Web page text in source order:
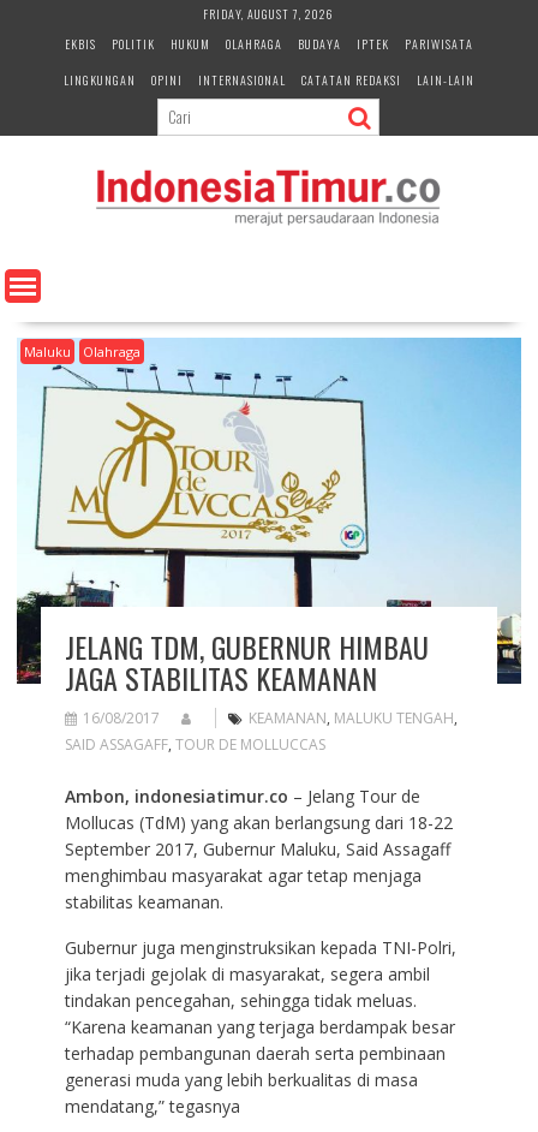
e
n
FRIDAY, AUGUST 7, 2026
EKBIS
POLITIK HUKUM OLAHRAGA BUDAYA IPTEK
PARIWISATA
LINGKUNGAN
OPINI INTERNASIONAL CATATAN REDAKSI LAIN-LAIN
Maluku Olahraga
JELANG TDM, GUBERNUR HIMBAU
JAGA STABILITAS KEAMANAN
16/08/2017 KEAMANAN, MALUKU TENGAH,
SAID ASSAGAFF, TOUR DE MOLLUCCAS
Ambon, indonesiatimur.co – Jelang Tour de
Mollucas (TdM) yang akan berlangsung dari 18-22
September 2017, Gubernur Maluku, Said Assagaff
menghimbau masyarakat agar tetap menjaga
stabilitas keamanan.
Gubernur juga menginstruksikan kepada TNI-Polri,
jika terjadi gejolak di masyarakat, segera ambil
tindakan pencegahan, sehingga tidak meluas.
“Karena keamanan yang terjaga berdampak besar
terhadap pembangunan daerah serta pembinaan
generasi muda yang lebih berkualitas di masa
mendatang,” tegasnya